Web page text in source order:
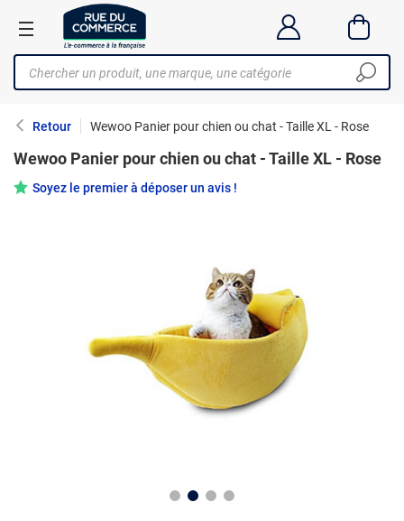
Retour Wewoo Panier pour chien ou chat - Taille XL - Rose
Wewoo Panier pour chien ou chat - Taille XL - Rose
Soyez le premier à déposer un avis !